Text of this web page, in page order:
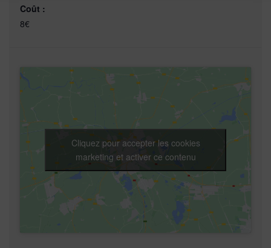
Coût :
8€
Cliquez pour accepter les cookies
marketing et activer ce contenu